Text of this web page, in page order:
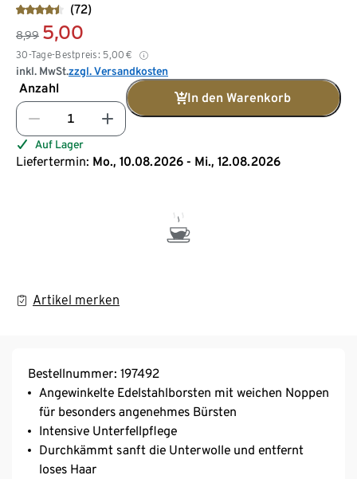
(72)
8,99 5,00
30-Tage-Bestpreis: 5,00 €
inkl. MwSt.zzgl. Versandkosten
Anzahl
In den Warenkorb
Auf Lager
Liefertermin: Mo., 10.08.2026 - Mi., 12.08.2026
Artikel merken
Bestellnummer: 197492
Angewinkelte Edelstahlborsten mit weichen Noppen
für besonders angenehmes Bürsten
Intensive Unterfellpflege
Durchkämmt sanft die Unterwolle und entfernt
loses Haar